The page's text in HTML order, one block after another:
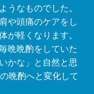
うなものでした。
や頭痛のケアをし
が軽くなります。
晩晩酌をしていた
かな」と自然と思
晩酌へと変化して